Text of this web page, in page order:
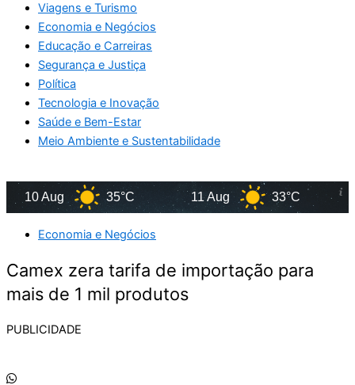
Viagens e Turismo
Economia e Negócios
Educação e Carreiras
Segurança e Justiça
Política
Tecnologia e Inovação
Saúde e Bem-Estar
Meio Ambiente e Sustentabilidade
10 Aug 35°C 11 Aug 33°C
Economia e Negócios
Camex zera tarifa de importação para
mais de 1 mil produtos
PUBLICIDADE